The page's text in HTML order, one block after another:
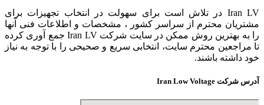
Iran LV در تلاش است برای سهولت در انتخاب تجهیزات برای
مشتریان محترم از سراسر کشور ، مشخصات و اطلاعات فنی آنها
را به بهترین روش ممکن در سایت شرکت Iran LV جمع آوری کرده
تا مراجعین محترم سایت، انتخابی سریع و صحیحی را با توجه به نیاز
خود داشته باشند.
آدرس شرکت Iran Low Voltage